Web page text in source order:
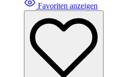
Favoriten anzeigen